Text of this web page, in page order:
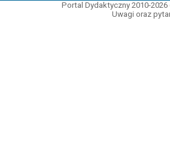
Portal Dydaktyczny 2010-
Uwagi oraz